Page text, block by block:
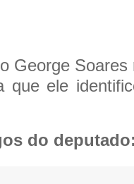
George
que ele
do